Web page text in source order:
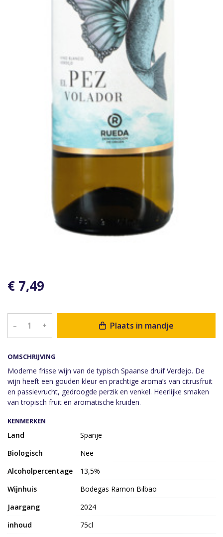
OMSCHRIJVING
Moderne frisse wijn van de typisch Spaanse druif Verdejo. De
wijn heeft een gouden kleur en prachtige aroma’s van citrusfruit
en passievrucht, gedroogde perzik en venkel. Heerlijke smaken
van tropisch fruit en aromatische kruiden.
€ 7,49
– + Plaats in mandje
KENMERKEN
Land
Spanje
Biologisch
Nee
Alcoholpercentage
13,5%
Wijnhuis
Bodegas Ramon Bilbao
Jaargang
2024
inhoud
75cl